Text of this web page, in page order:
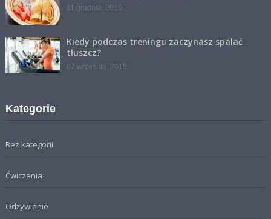
11 grudnia, 2015
Kiedy podczas treningu zaczynasz spalać
tłuszcz?
07 września, 2019
Kategorie
Bez kategorii
Ćwiczenia
Odżywianie